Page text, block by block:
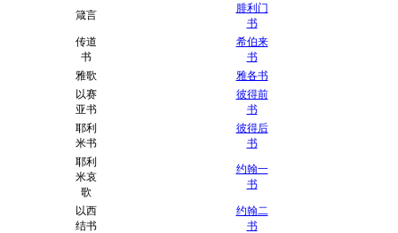
箴言
腓利门
书
传道
书
希伯来
书
雅歌
雅各书
以赛
亚书
彼得前
书
耶利
米书
彼得后
书
耶利
米哀
歌
约翰一
书
以西
结书
约翰二
书